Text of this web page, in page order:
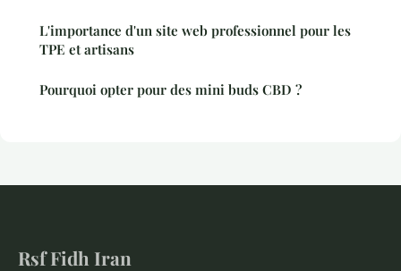
L'importance d'un site web professionnel pour les
TPE et artisans
Pourquoi opter pour des mini buds CBD ?
Rsf Fidh Iran